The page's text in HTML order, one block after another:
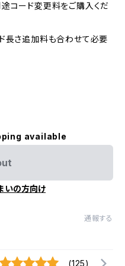
コード変更料をご購入くだ
長さ追加料も合わせて必要
available
いの方向け
通報する
(125)